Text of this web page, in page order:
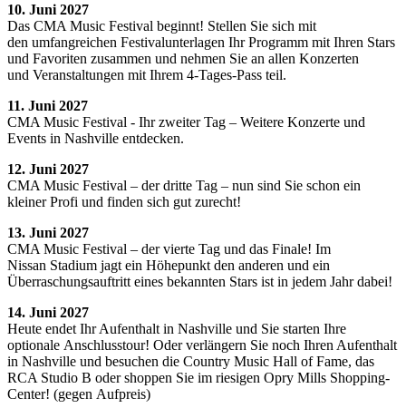
10. Juni 2027
Das CMA Music Festival beginnt! Stellen Sie sich mit
den umfangreichen Festivalunterlagen Ihr Programm mit Ihren Stars
und Favoriten zusammen und nehmen Sie an allen Konzerten
und Veranstaltungen mit Ihrem 4-Tages-Pass teil.
11. Juni 2027
CMA Music Festival - Ihr zweiter Tag – Weitere Konzerte und
Events in Nashville entdecken.
12. Juni 2027
CMA Music Festival – der dritte Tag – nun sind Sie schon ein
kleiner Profi und finden sich gut zurecht!
13. Juni 2027
CMA Music Festival – der vierte Tag und das Finale! Im
Nissan Stadium jagt ein Höhepunkt den anderen und ein
Überraschungsauftritt eines bekannten Stars ist in jedem Jahr dabei!
14. Juni 2027
Heute endet Ihr Aufenthalt in Nashville und Sie starten Ihre
optionale Anschlusstour! Oder verlängern Sie noch Ihren Aufenthalt
in Nashville und besuchen die Country Music Hall of Fame, das
RCA Studio B oder shoppen Sie im riesigen Opry Mills Shopping-
Center! (gegen Aufpreis)